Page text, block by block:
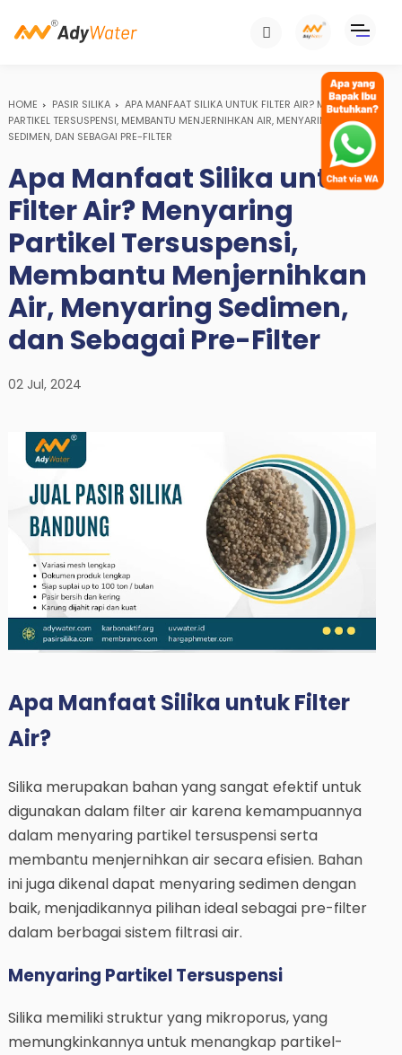
HOME PASIR SILIKA
APA MANFAAT SILIKA UNTUK FILTER AIR? MENYARING
PARTIKEL TERSUSPENSI, MEMBANTU MENJERNIHKAN AIR, MENYARING
SEDIMEN, DAN SEBAGAI PRE-FILTER
Apa Manfaat Silika untuk
Filter Air? Menyaring
Partikel Tersuspensi,
Membantu Menjernihkan
Air, Menyaring Sedimen,
dan Sebagai Pre-Filter
02 Jul, 2024
Apa Manfaat Silika untuk Filter
Air?
Silika merupakan bahan yang sangat efektif untuk
digunakan dalam filter air karena kemampuannya
dalam menyaring partikel tersuspensi serta
membantu menjernihkan air secara efisien. Bahan
ini juga dikenal dapat menyaring sedimen dengan
baik, menjadikannya pilihan ideal sebagai pre-filter
dalam berbagai sistem filtrasi air.
Menyaring Partikel Tersuspensi
Silika memiliki struktur yang mikroporus, yang
memungkinkannya untuk menangkap partikel-